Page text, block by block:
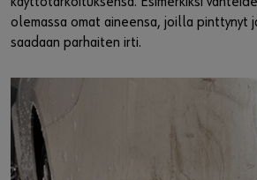
olemassa omat aineensa, joilla pinttynyt
saadaan parhaiten irti.